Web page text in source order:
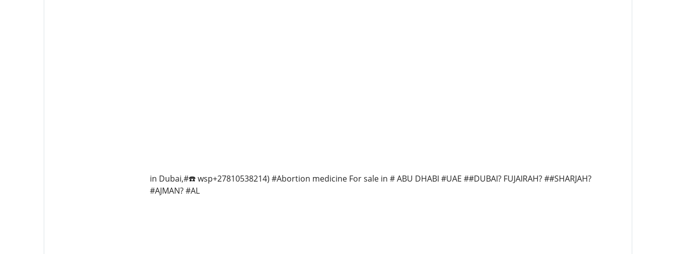
in Dubai,#☎️ wsp+27810538214) #Abortion medicine For sale in # ABU DHABI #UAE ##DUBAI? FUJAIRAH? ##SHARJAH?
#AJMAN? #AL